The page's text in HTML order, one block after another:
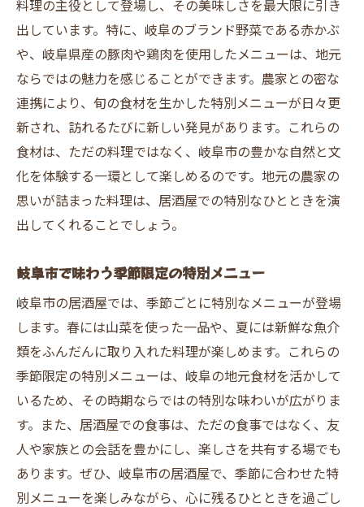
家族の思い出を作る居酒屋での食事
岐阜の温もりを感じる居心地の良い空間
家族で味わう地元の味覚
岐阜市の居酒屋での心温まる家族ディナー
岐阜市の居酒屋で地元の魅力を再発見しよう
居酒屋で知る岐阜市の新たな魅力
地元の歴史を感じる居酒屋スポット
岐阜市の隠れた魅力を探す居酒屋巡り
居酒屋で地元の新たな一面を見つける
居酒屋での食事体験が岐阜市の思い出に
特別な瞬間を演出する居酒屋ディナー
岐阜市の居酒屋での思い出づくり
心に残る居酒屋でのひととき
岐阜市の居酒屋で作る特別な記憶
岐阜市での居酒屋体験がもたらす感動
料理の主役として登場し、その美味しさを最大限に引き
出しています。特に、岐阜のブランド野菜である赤かぶ
や、岐阜県産の豚肉や鶏肉を使用したメニューは、地元
ならではの魅力を感じることができます。農家との密な
連携により、旬の食材を生かした特別メニューが日々更
新され、訪れるたびに新しい発見があります。これらの
食材は、ただの料理ではなく、岐阜市の豊かな自然と文
化を体験する一環として楽しめるのです。地元の農家の
思いが詰まった料理は、居酒屋での特別なひとときを演
出してくれることでしょう。
岐阜市で味わう季節限定の特別メニュー
岐阜市の居酒屋では、季節ごとに特別なメニューが登場
します。春には山菜を使った一品や、夏には新鮮な魚介
類をふんだんに取り入れた料理が楽しめます。これらの
季節限定の特別メニューは、岐阜の地元食材を活かして
いるため、その時期ならではの特別な味わいが広がりま
す。また、居酒屋での食事は、ただの食事ではなく、友
人や家族との会話を豊かにし、楽しさを共有する場でも
あります。ぜひ、岐阜市の居酒屋で、季節に合わせた特
別メニューを楽しみながら、心に残るひとときを過ごし